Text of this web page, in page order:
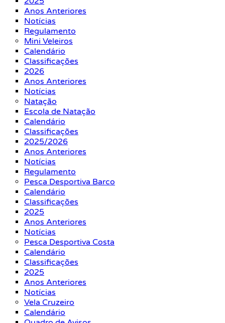
Anos Anteriores
Notícias
Regulamento
Mini Veleiros
Calendário
Classificações
2026
Anos Anteriores
Notícias
Natação
Escola de Natação
Calendário
Classificações
2025/2026
Anos Anteriores
Notícias
Regulamento
Pesca Desportiva Barco
Calendário
Classificações
2025
Anos Anteriores
Notícias
Pesca Desportiva Costa
Calendário
Classificações
2025
Anos Anteriores
Notícias
Vela Cruzeiro
Calendário